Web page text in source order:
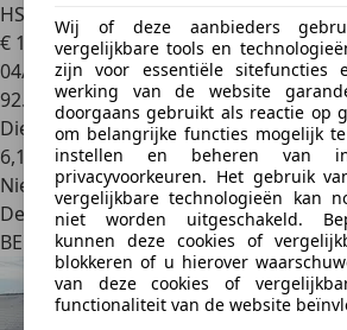
Wij of deze aanbieders
vergelijkbare tools en
zijn voor essentiële sitefuncties
werking van de website
doorgaans gebruikt als reactie op
om belangrijke functies mogelijk
instellen en beheren van
privacyvoorkeuren. Het gebruik
vergelijkbare technologieën kan
niet worden uitgeschakeld.
kunnen deze cookies of
blokkeren of u hierover
van deze cookies of
functionaliteit van de website
HSE*2020*FULL*BLACK PACK*
€ 16.999
04/2020
92.000 km
Diesel
6,1 l/100 km (comb.)
Nieuw
Dealer
BE 2830